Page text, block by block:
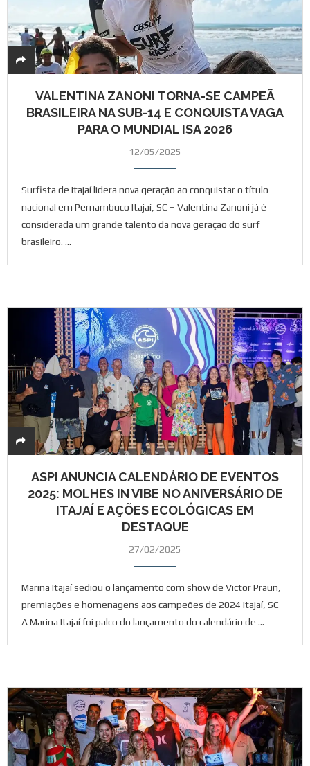
VALENTINA ZANONI TORNA-SE CAMPEÃ
BRASILEIRA NA SUB-14 E CONQUISTA VAGA
PARA O MUNDIAL ISA 2026
12/05/2025
Surfista de Itajaí lidera nova geração ao conquistar o título
nacional em Pernambuco Itajaí, SC – Valentina Zanoni já é
considerada um grande talento da nova geração do surf
brasileiro. …
ASPI ANUNCIA CALENDÁRIO DE EVENTOS
2025: MOLHES IN VIBE NO ANIVERSÁRIO DE
ITAJAÍ E AÇÕES ECOLÓGICAS EM
DESTAQUE
27/02/2025
Marina Itajaí sediou o lançamento com show de Victor Praun,
premiações e homenagens aos campeões de 2024 Itajaí, SC –
A Marina Itajaí foi palco do lançamento do calendário de …